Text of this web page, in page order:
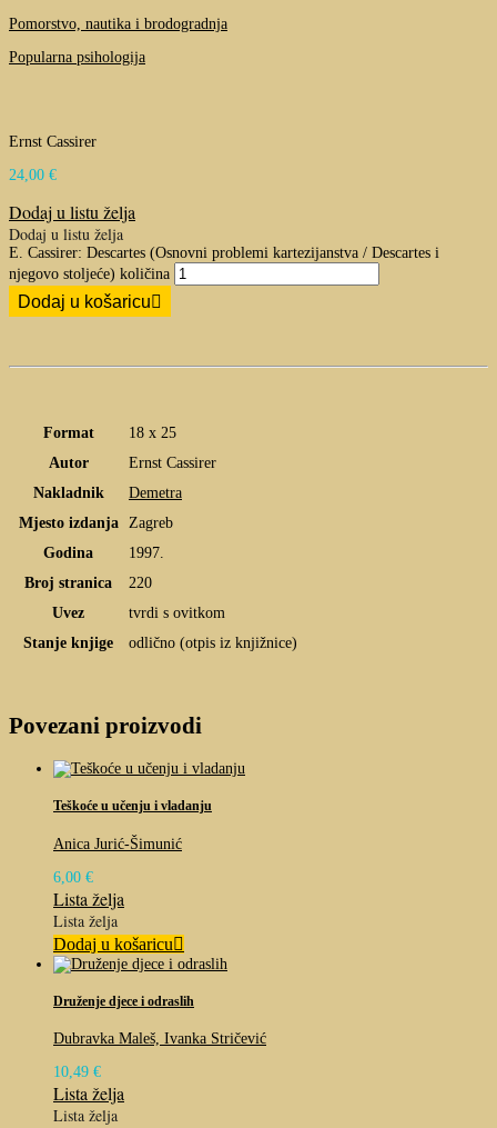
Pomorstvo, nautika i brodogradnja
Popularna psihologija
Ernst Cassirer
24,00 €
Dodaj u listu želja
Dodaj u listu želja
E. Cassirer: Descartes (Osnovni problemi kartezijanstva / Descartes i
njegovo stoljeće) količina
Dodaj u košaricu
Format
18 x 25
Autor
Ernst Cassirer
Nakladnik
Demetra
Mjesto izdanja
Zagreb
Godina
1997.
Broj stranica
220
Uvez
tvrdi s ovitkom
Stanje knjige
odlično (otpis iz knjižnice)
Povezani proizvodi
Teškoće u učenju i vladanju
Anica Jurić-Šimunić
6,00 €
Lista želja
Lista želja
Dodaj u košaricu
Druženje djece i odraslih
Dubravka Maleš, Ivanka Stričević
10,49 €
Lista želja
Lista želja